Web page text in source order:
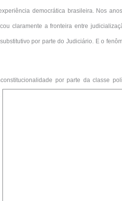
democrática brasileira. Nos
claramente a fronteira entre
por parte do Judiciário. E o
por parte da classe